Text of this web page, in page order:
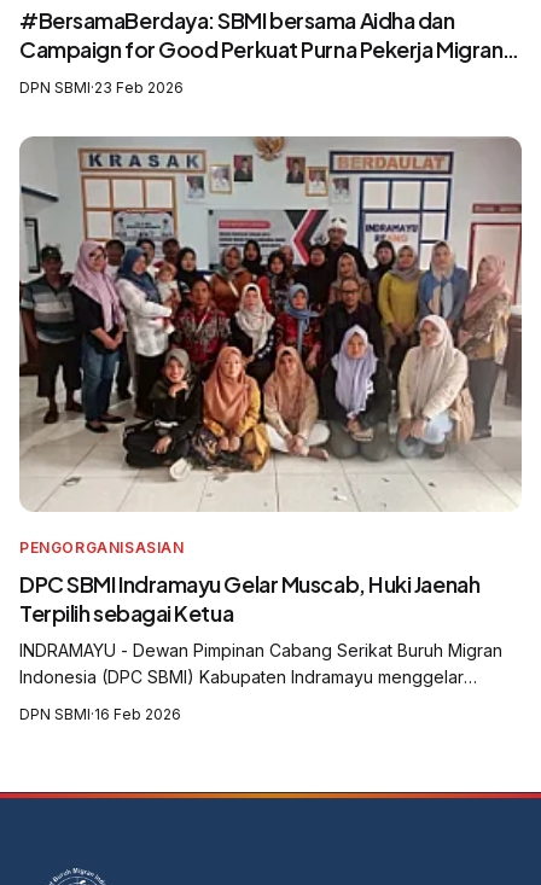
#BersamaBerdaya: SBMI bersama Aidha dan
Campaign for Good Perkuat Purna Pekerja Migran
sebagai Agen Perubahan dan Pelatih Migrasi Aman
DPN SBMI·23 Feb 2026
PENGORGANISASIAN
DPC SBMI Indramayu Gelar Muscab, Huki Jaenah
Terpilih sebagai Ketua
INDRAMAYU - Dewan Pimpinan Cabang Serikat Buruh Migran
Indonesia (DPC SBMI) Kabupaten Indramayu menggelar
Musyawarah Cabang (Muscab) yang digelar di Aula Balai Desa
DPN SBMI·16 Feb 2026